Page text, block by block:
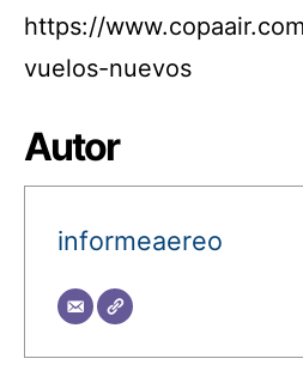
https://
vuelos-nuevos
Autor
informeaereo